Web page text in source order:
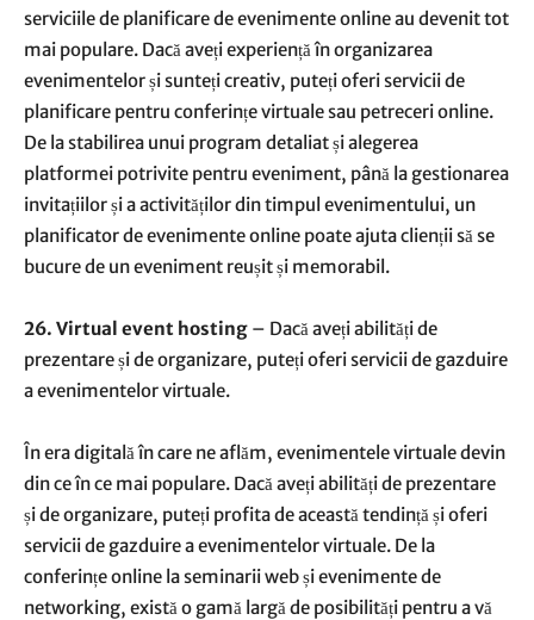
serviciile de planificare de evenimente online au devenit tot
mai populare. Dacă aveți experiență în organizarea
evenimentelor și sunteți creativ, puteți oferi servicii de
planificare pentru conferințe virtuale sau petreceri online.
De la stabilirea unui program detaliat și alegerea
platformei potrivite pentru eveniment, până la gestionarea
invitațiilor și a activităților din timpul evenimentului, un
planificator de evenimente online poate ajuta clienții să se
bucure de un eveniment reușit și memorabil.
26. Virtual event hosting – Dacă aveți abilități de
prezentare și de organizare, puteți oferi servicii de gazduire
a evenimentelor virtuale.
În era digitală în care ne aflăm, evenimentele virtuale devin
din ce în ce mai populare. Dacă aveți abilități de prezentare
și de organizare, puteți profita de această tendință și oferi
servicii de gazduire a evenimentelor virtuale. De la
conferințe online la seminarii web și evenimente de
networking, există o gamă largă de posibilități pentru a vă